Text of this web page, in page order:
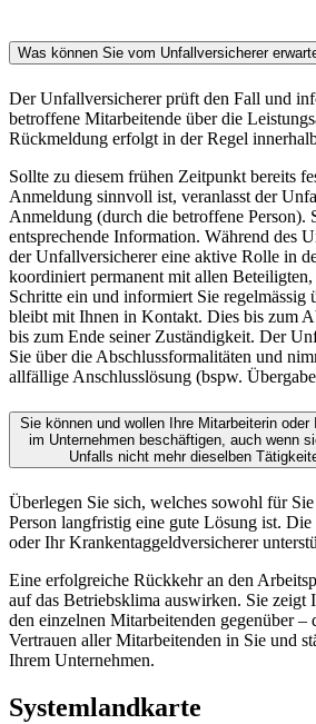
Was können Sie vom Unfallversicherer
Der Unfallversicherer prüft den Fall und
betroffene Mitarbeitende über die
Rückmeldung erfolgt in der Regel
Sollte zu diesem frühen Zeitpunkt bereits
Anmeldung sinnvoll ist, veranlasst der
Anmeldung (durch die betroffene Person).
entsprechende Information. Während des
der Unfallversicherer eine aktive Rolle in
koordiniert permanent mit allen
Schritte ein und informiert Sie regelmässig
bleibt mit Ihnen in Kontakt. Dies bis zum
bis zum Ende seiner Zuständigkeit. Der
Sie über die Abschlussformalitäten und
allfällige Anschlusslösung (bspw.
Sie können und wollen Ihre Mitarbeiterin oder
im Unternehmen beschäftigen, auch wenn
Unfalls nicht mehr dieselben
Überlegen Sie sich, welches sowohl für
Person langfristig eine gute Lösung ist.
oder Ihr Krankentaggeldversicherer
Eine erfolgreiche Rückkehr an den
auf das Betriebsklima auswirken. Sie zeigt
den einzelnen Mitarbeitenden gegenüber –
Vertrauen aller Mitarbeitenden in Sie und
Ihrem Unternehmen.
Systemlandkarte